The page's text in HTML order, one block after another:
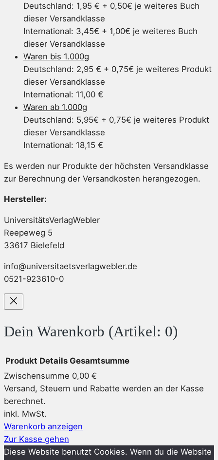
Deutschland: 1,95 € + 0,50€ je weiteres Buch
dieser Versandklasse
International: 3,45€ + 1,00€ je weiteres Buch
dieser Versandklasse
Waren bis 1.000g
Deutschland: 2,95 € + 0,75€ je weiteres Produkt
dieser Versandklasse
International: 11,00 €
Waren ab 1.000g
Deutschland: 5,95€ + 0,75€ je weiteres Produkt
dieser Versandklasse
International: 18,15 €
Es werden nur Produkte der höchsten Versandklasse
zur Berechnung der Versandkosten herangezogen.
Hersteller:
UniversitätsVerlagWebler
Reepeweg 5
33617 Bielefeld
info@universitaetsverlagwebler.de
0521-923610-0
Dein Warenkorb (Artikel: 0)
Produkte
im
Warenkorb
Produkt Details Gesamtsumme
Zwischensumme 0,00 €
Versand, Steuern und Rabatte werden an der Kasse
berechnet.
inkl. MwSt.
Warenkorb anzeigen
Zur Kasse gehen
Diese Website benutzt Cookies. Wenn du die Website